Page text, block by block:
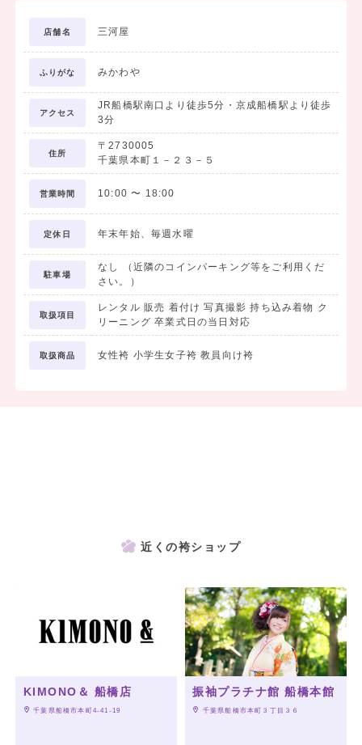
提案いたします。
※ご来場の際は、事前にお電話・FAXまたはWebで「ご来場日時」
をご予約頂けると助かります。
～・～・～・～・～・～・～・～・～・～・～・～・～・～・～・
～・～・～・～・～・～・
当店は明治28年創業より「お客様第一主義」で皆様に愛され親しま
お嬢様の『ご卒業衣装』に関しましても”新たな門出を迎えるお嬢様
とご家族様の素敵な思い出づくりのお手伝い”を理念に、地域一番の
品揃えと安心価格、さらに思い出に残る卒業写真まで地域一番の徹底
サービスに努めさせて頂いております。おかげさまで毎年大勢のお客
店舗名 三河屋
ふりがな みかわや
アクセス
JR船橋駅南口より徒歩5分・京成船橋駅より徒歩
3分
住所
〒2730005
千葉県本町１－２３－５
営業時間 10:00 〜 18:00
定休日 年末年始、毎週水曜
駐車場
なし （近隣のコインパーキング等をご利用くだ
さい。）
取扱項目
レンタル 販売 着付け 写真撮影 持ち込み着物 ク
リーニング 卒業式日の当日対応
取扱商品 女性袴 小学生女子袴 教員向け袴
近くの袴ショップ
KIMONO＆ 船橋店
千葉県船橋市本町4-41-19
振袖プラチナ館 船橋本館
千葉県船橋市本町３丁目３６